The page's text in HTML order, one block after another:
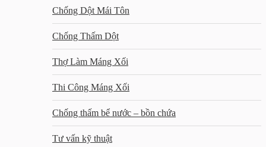
Chống Dột Mái Tôn
Chống Thấm Dột
Thợ Làm Máng Xối
Thi Công Máng Xối
Chống thấm bể nước – bồn chứa
Tư vấn kỹ thuật